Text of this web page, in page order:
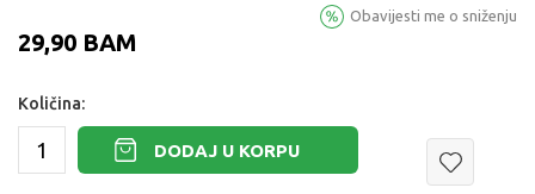
29,90 BAM
Obavijesti me o sniženju
Količina:
DODAJ U KORPU